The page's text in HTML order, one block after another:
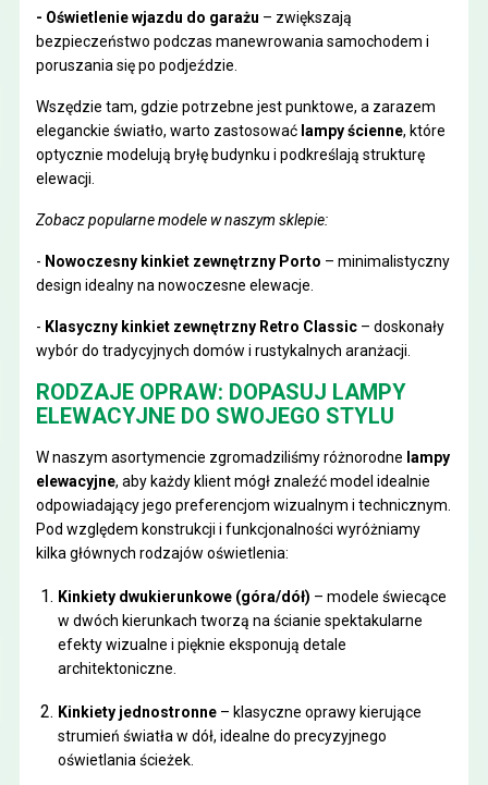
- Oświetlenie wjazdu do garażu – zwiększają
bezpieczeństwo podczas manewrowania samochodem i
poruszania się po podjeździe.
Wszędzie tam, gdzie potrzebne jest punktowe, a zarazem
eleganckie światło, warto zastosować lampy ścienne, które
optycznie modelują bryłę budynku i podkreślają strukturę
elewacji.
Zobacz popularne modele w naszym sklepie:
- Nowoczesny kinkiet zewnętrzny Porto – minimalistyczny
design idealny na nowoczesne elewacje.
- Klasyczny kinkiet zewnętrzny Retro Classic– doskonały
wybór do tradycyjnych domów i rustykalnych aranżacji.
RODZAJE OPRAW: DOPASUJ LAMPY
ELEWACYJNE DO SWOJEGO STYLU
W naszym asortymencie zgromadziliśmy różnorodne lampy
elewacyjne, aby każdy klient mógł znaleźć model idealnie
odpowiadający jego preferencjom wizualnym i technicznym.
Pod względem konstrukcji i funkcjonalności wyróżniamy
kilka głównych rodzajów oświetlenia:
Kinkiety dwukierunkowe (góra/dół) – modele świecące
w dwóch kierunkach tworzą na ścianie spektakularne
efekty wizualne i pięknie eksponują detale
architektoniczne.
Kinkiety jednostronne– klasyczne oprawy kierujące
strumień światła w dół, idealne do precyzyjnego
oświetlania ścieżek.